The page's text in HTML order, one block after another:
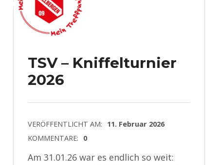
TSV – Kniffelturnier
2026
VERÖFFENTLICHT AM: 11. Februar 2026
KOMMENTARE: 0
Am 31.01.26 war es endlich so weit: